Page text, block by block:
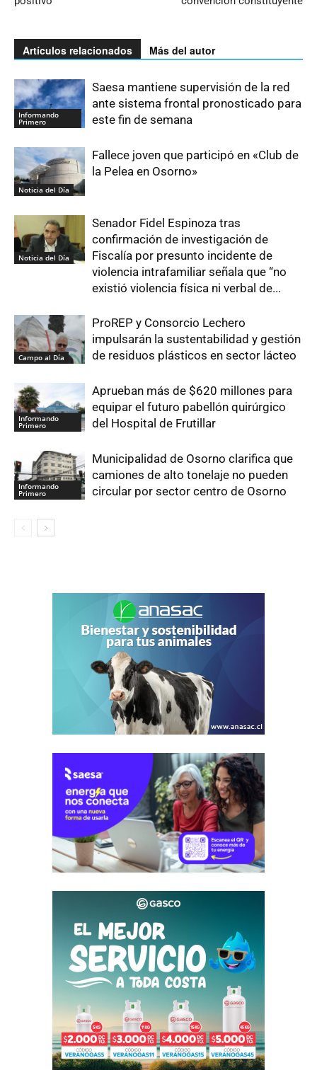
Artículos relacionados Más del autor
Informando
Primero
Saesa mantiene supervisión de la red
ante sistema frontal pronosticado para
este fin de semana
Noticia del Día
Fallece joven que participó en «Club de
la Pelea en Osorno»
Noticia del Día
Senador Fidel Espinoza tras
confirmación de investigación de
Fiscalía por presunto incidente de
violencia intrafamiliar señala que “no
existió violencia física ni verbal de...
Campo al Día
ProREP y Consorcio Lechero
impulsarán la sustentabilidad y gestión
de residuos plásticos en sector lácteo
Informando
Primero
Aprueban más de $620 millones para
equipar el futuro pabellón quirúrgico
del Hospital de Frutillar
Informando
Primero
Municipalidad de Osorno clarifica que
camiones de alto tonelaje no pueden
circular por sector centro de Osorno